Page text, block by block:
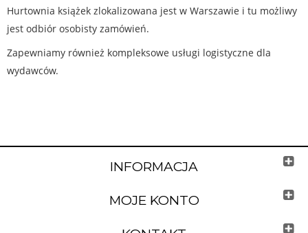
Hurtownia książek zlokalizowana jest w Warszawie i tu możliwy
jest odbiór osobisty zamówień.
Zapewniamy również kompleksowe usługi logistyczne dla
wydawców.
INFORMACJA
MOJE KONTO